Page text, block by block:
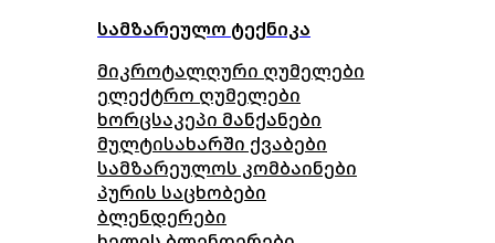
სამზარეულო ტექნიკა
მიკროტალღური ღუმელები
ელექტრო ღუმელები
ხორცსაკეპი მანქანები
მულტისახარში ქვაბები
სამზარეულოს კომბაინები
პურის საცხობები
ბლენდერები